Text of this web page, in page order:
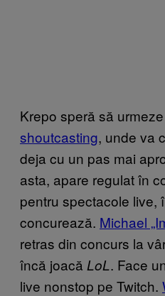
Krepo speră să
shoutcasting, unde va
deja cu un pas mai
asta, apare regulat în
pentru spectacole live,
concurează. Michael
retras din concurs la
încă joacă LoL. Face
live nonstop pe Twitch.